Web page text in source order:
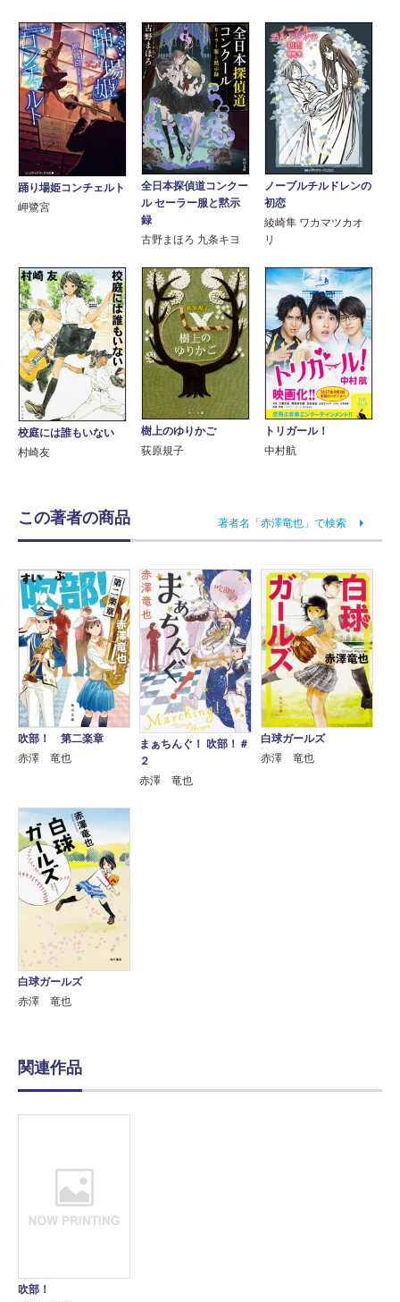
踊り場姫コンチェルト
岬鷺宮
全日本探偵道コンクー
ル セーラー服と黙示
録
古野まほろ 九条キヨ
ノーブルチルドレンの
初恋
綾崎隼 ワカマツカオ
リ
校庭には誰もいない
村崎友
樹上のゆりかご
荻原規子
トリガール！
中村航
この著者の商品 著者名「赤澤竜也」で検索
吹部！ 第二楽章
赤澤 竜也
まぁちんぐ！ 吹部！＃
２
赤澤 竜也
白球ガールズ
赤澤 竜也
白球ガールズ
赤澤 竜也
関連作品
吹部！